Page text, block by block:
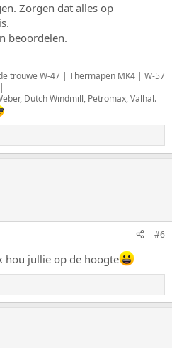
Zorgen dat alles op
beoordelen.
trouwe W-47 | Thermapen MK4 | W-57
Dutch Windmill, Petromax, Valhal.
#6
hou jullie op de hoogte